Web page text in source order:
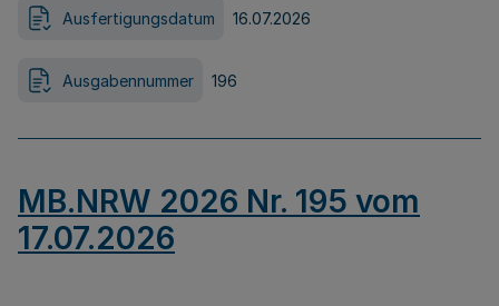
Ausfertigungsdatum 16.07.2026
Ausgabennummer 196
MB.NRW 2026 Nr. 195 vom
17.07.2026